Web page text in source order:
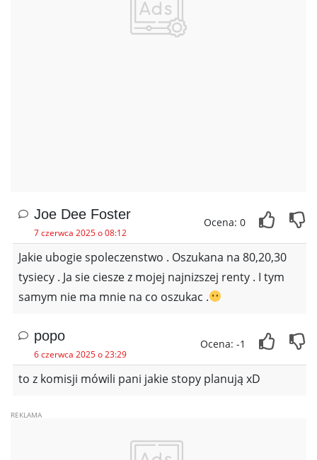
Joe Dee Foster
7 czerwca 2025 o 08:12
Ocena: 0
Jakie ubogie spoleczenstwo . Oszukana na 80,20,30
tysiecy . Ja sie ciesze z mojej najnizszej renty . I tym
samym nie ma mnie na co oszukac .
popo
6 czerwca 2025 o 23:29
Ocena: -1
to z komisji mówili pani jakie stopy planują xD